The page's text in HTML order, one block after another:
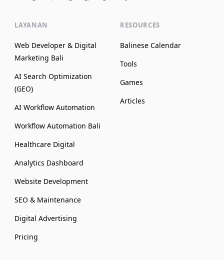
LAYANAN
Web Developer & Digital
Marketing Bali
AI Search Optimization
(GEO)
AI Workflow Automation
Workflow Automation Bali
Healthcare Digital
Analytics Dashboard
Website Development
SEO & Maintenance
Digital Advertising
Pricing
RESOURCES
Balinese Calendar
Tools
Games
Articles